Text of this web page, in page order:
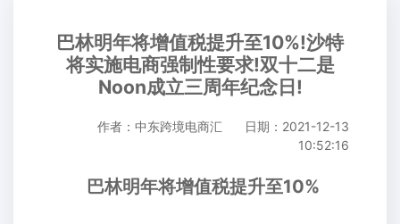
巴林明年将增值税提升至10%!沙特
将实施电商强制性要求!双十二是
Noon成立三周年纪念日!
作者：中东跨境电商汇
日期：2021-12-13
10:52:16
巴林明年将增值税提升至10%